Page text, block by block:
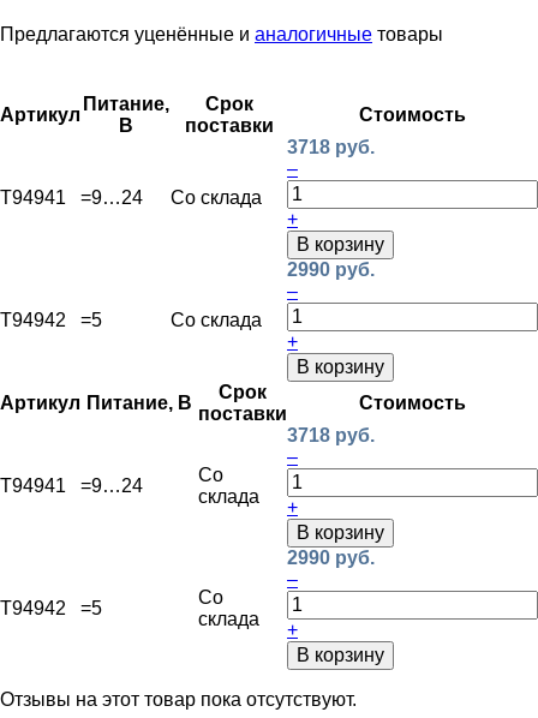
Предлагаются уценённые и аналогичные товары
Артикул
Питание,
В
Срок
поставки
Стоимость
T94941 =9…24 Со склада
3718 руб.
–
+
В корзину
T94942 =5 Со склада
2990 руб.
–
+
В корзину
Артикул Питание, В
Срок
поставки
Стоимость
T94941 =9…24
Со
склада
3718 руб.
–
+
В корзину
T94942 =5
Со
склада
2990 руб.
–
+
В корзину
Отзывы на этот товар пока отсутствуют.